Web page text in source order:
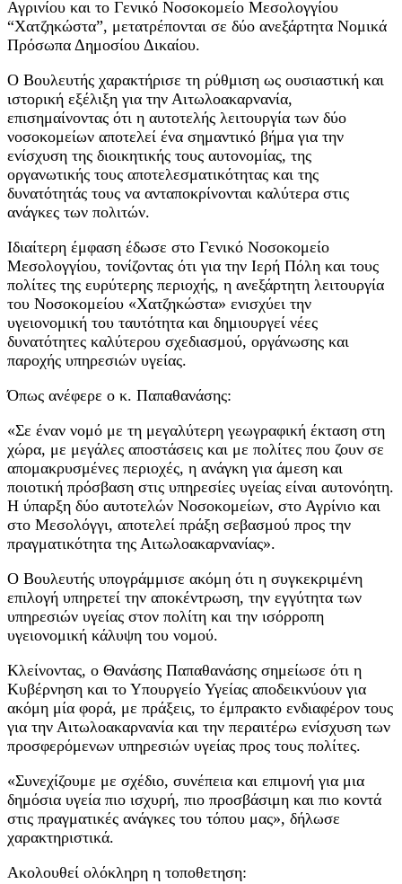
Αγρινίου και το Γενικό Νοσοκομείο Μεσολογγίου
“Χατζηκώστα”, μετατρέπονται σε δύο ανεξάρτητα Νομικά
Πρόσωπα Δημοσίου Δικαίου.
Ο Βουλευτής χαρακτήρισε τη ρύθμιση ως ουσιαστική και
ιστορική εξέλιξη για την Αιτωλοακαρνανία,
επισημαίνοντας ότι η αυτοτελής λειτουργία των δύο
νοσοκομείων αποτελεί ένα σημαντικό βήμα για την
ενίσχυση της διοικητικής τους αυτονομίας, της
οργανωτικής τους αποτελεσματικότητας και της
δυνατότητάς τους να ανταποκρίνονται καλύτερα στις
ανάγκες των πολιτών.
Ιδιαίτερη έμφαση έδωσε στο Γενικό Νοσοκομείο
Μεσολογγίου, τονίζοντας ότι για την Ιερή Πόλη και τους
πολίτες της ευρύτερης περιοχής, η ανεξάρτητη λειτουργία
του Νοσοκομείου «Χατζηκώστα» ενισχύει την
υγειονομική του ταυτότητα και δημιουργεί νέες
δυνατότητες καλύτερου σχεδιασμού, οργάνωσης και
παροχής υπηρεσιών υγείας.
Όπως ανέφερε ο κ. Παπαθανάσης:
«Σε έναν νομό με τη μεγαλύτερη γεωγραφική έκταση στη
χώρα, με μεγάλες αποστάσεις και με πολίτες που ζουν σε
απομακρυσμένες περιοχές, η ανάγκη για άμεση και
ποιοτική πρόσβαση στις υπηρεσίες υγείας είναι αυτονόητη.
Η ύπαρξη δύο αυτοτελών Νοσοκομείων, στο Αγρίνιο και
στο Μεσολόγγι, αποτελεί πράξη σεβασμού προς την
πραγματικότητα της Αιτωλοακαρνανίας».
Ο Βουλευτής υπογράμμισε ακόμη ότι η συγκεκριμένη
επιλογή υπηρετεί την αποκέντρωση, την εγγύτητα των
υπηρεσιών υγείας στον πολίτη και την ισόρροπη
υγειονομική κάλυψη του νομού.
Κλείνοντας, ο Θανάσης Παπαθανάσης σημείωσε ότι η
Κυβέρνηση και το Υπουργείο Υγείας αποδεικνύουν για
ακόμη μία φορά, με πράξεις, το έμπρακτο ενδιαφέρον τους
για την Αιτωλοακαρνανία και την περαιτέρω ενίσχυση των
προσφερόμενων υπηρεσιών υγείας προς τους πολίτες.
«Συνεχίζουμε με σχέδιο, συνέπεια και επιμονή για μια
δημόσια υγεία πιο ισχυρή, πιο προσβάσιμη και πιο κοντά
στις πραγματικές ανάγκες του τόπου μας», δήλωσε
χαρακτηριστικά.
Ακολουθεί ολόκληρη η τοποθετηση: